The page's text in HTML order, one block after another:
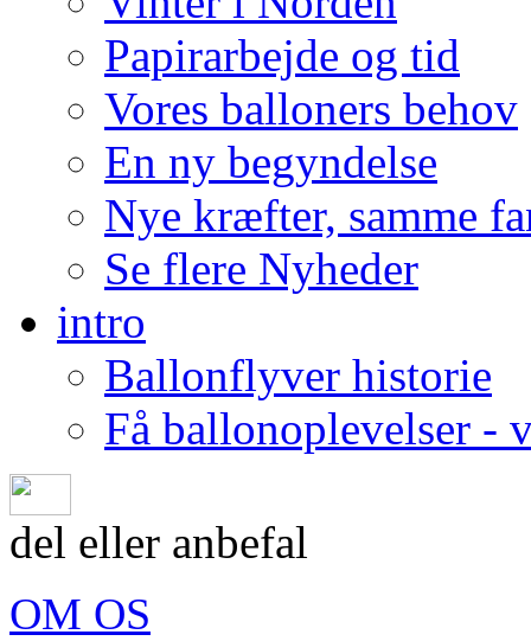
Papirarbejde og tid
Vores balloners behov
En ny begyndelse
Nye kræfter, samme
Se flere Nyheder
intro
Ballonflyver historie
Få ballonoplevelser -
del eller anbefal
OM OS